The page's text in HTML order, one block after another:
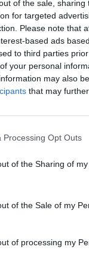
of the sale,
for targeted
Please note that
based ads
to third parties
your personal
may also
that may
Processing Opt Outs
of the Sharing of my
of the Sale of my
of processing my
3 anos atrás
Na próxima
que se assinala o
Superior
promove
aberta